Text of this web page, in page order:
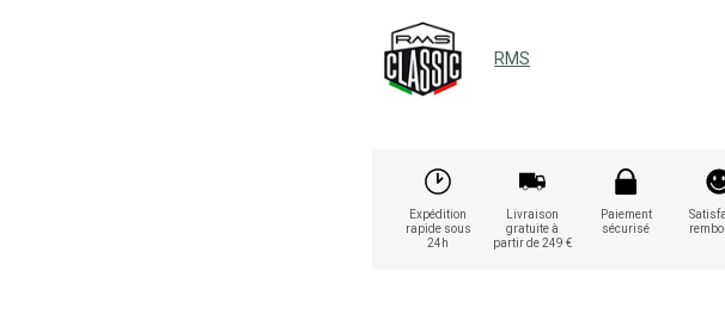
RMS
Expédition
rapide sous
24h
Livraison
gratuite à
partir de 249 €
Paiement
sécurisé